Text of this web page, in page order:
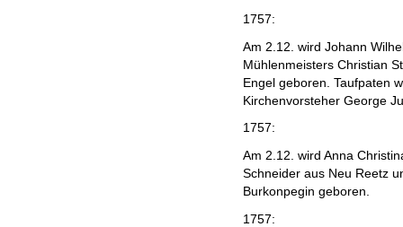
1757:
Am 2.12. wird Johann
Mühlenmeisters Christian
Engel geboren. Taufpaten
Kirchenvorsteher George
1757:
Am 2.12. wird Anna
Schneider aus Neu Reetz
Burkonpegin geboren.
1757: